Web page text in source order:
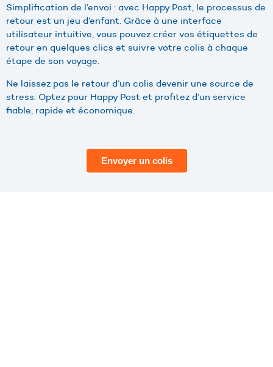
Simplification de l’envoi : avec Happy Post, le processus de
retour est un jeu d’enfant. Grâce à une interface
utilisateur intuitive, vous pouvez créer vos étiquettes de
retour en quelques clics et suivre votre colis à chaque
étape de son voyage.
Ne laissez pas le retour d’un colis devenir une source de
stress. Optez pour Happy Post et profitez d’un service
fiable, rapide et économique.
Envoyer un colis